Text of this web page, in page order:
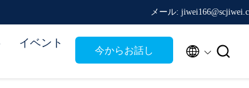
メール:
イベント
今からお話し  